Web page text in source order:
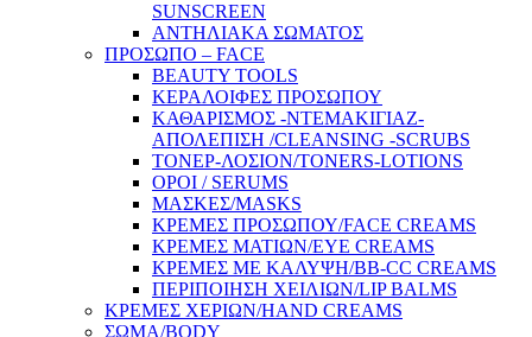
SUNSCREEN
ΑΝΤΗΛΙΑΚΑ ΣΩΜΑΤΟΣ
ΠΡΟΣΩΠΟ – FACE
BEAUTY TOOLS
ΚΕΡΑΛΟΙΦΕΣ ΠΡΟΣΩΠΟΥ
ΚΑΘΑΡΙΣΜΟΣ -ΝΤΕΜΑΚΙΓΙΑΖ-
ΑΠΟΛΕΠΙΣΗ /CLEANSING -SCRUBS
ΤΟΝΕΡ-ΛΟΣΙΟΝ/TONERS-LOTIONS
ΟΡΟΙ / SERUMS
ΜΑΣΚΕΣ/MASKS
ΚΡΕΜΕΣ ΠΡΟΣΩΠΟΥ/FACE CREAMS
ΚΡΕΜΕΣ ΜΑΤΙΩΝ/EYE CREAMS
ΚΡΕΜΕΣ ΜΕ ΚΑΛΥΨΗ/BB-CC CREAMS
ΠΕΡΙΠΟΙΗΣΗ ΧΕΙΛΙΩΝ/LIP BALMS
ΚΡΕΜΕΣ ΧΕΡΙΩΝ/HAND CREAMS
ΣΩΜΑ/BODY